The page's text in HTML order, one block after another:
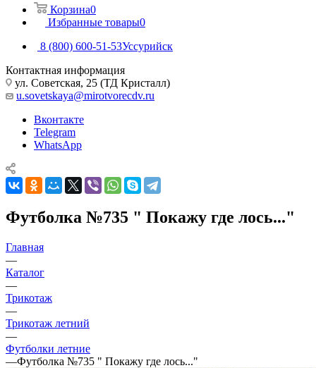
Корзина0
Избранные товары0
8 (800) 600-51-53Уссурийск
Контактная информация
ул. Советская, 25 (ТД Кристалл)
u.sovetskaya@mirotvorecdv.ru
Вконтакте
Telegram
WhatsApp
Футболка №735 " Покажу где лось..."
Главная
—
Каталог
—
Трикотаж
—
Трикотаж летний
—
Футболки летние
—Футболка №735 " Покажу где лось..."